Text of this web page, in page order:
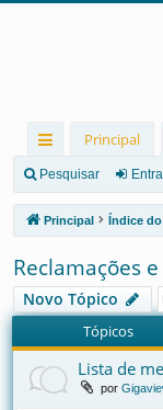
in
ks
rá
pi
d
os
Principal
Pesquisar
Principal Índice
Reclamações
Novo Tópico
Tópicos
Lista de
por